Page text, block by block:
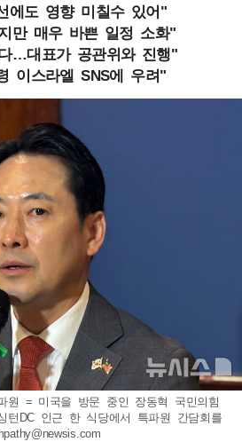
에도 영향 미칠수 있어"
만 매우 바쁜 일정 소화"
…대표가 공관위와 진행"
이스라엘 SNS에 우려"
원 = 미국을 방문 중인 장동혁 국민의힘
턴DC 인근 한 식당에서 특파원 간담회를